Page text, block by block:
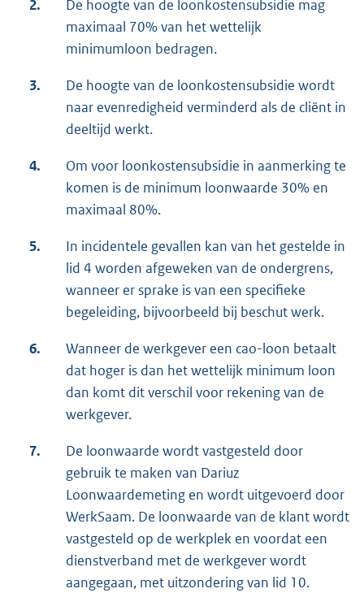
2.
De hoogte van de loonkostensubsidie mag
maximaal 70% van het wettelijk
minimumloon bedragen.
3.
De hoogte van de loonkostensubsidie wordt
naar evenredigheid verminderd als de cliënt in
deeltijd werkt.
4.
Om voor loonkostensubsidie in aanmerking te
komen is de minimum loonwaarde 30% en
maximaal 80%.
5.
In incidentele gevallen kan van het gestelde in
lid 4 worden afgeweken van de ondergrens,
wanneer er sprake is van een specifieke
begeleiding, bijvoorbeeld bij beschut werk.
6.
Wanneer de werkgever een cao-loon betaalt
dat hoger is dan het wettelijk minimum loon
dan komt dit verschil voor rekening van de
werkgever.
7.
De loonwaarde wordt vastgesteld door
gebruik te maken van Dariuz
Loonwaardemeting en wordt uitgevoerd door
WerkSaam. De loonwaarde van de klant wordt
vastgesteld op de werkplek en voordat een
dienstverband met de werkgever wordt
aangegaan, met uitzondering van lid 10.